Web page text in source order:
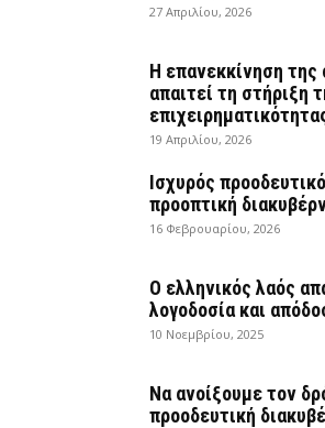
27 Απριλίου, 2026
Η επανεκκίνηση της
απαιτεί τη στήριξη
19 Απριλίου, 2026
Ισχυρός
προοπτική
16 Φεβρουαρίου, 2026
Ο ελληνικός λαός
λογοδοσία και
10 Νοεμβρίου, 2025
Να ανοίξουμε τον
προοδευτική